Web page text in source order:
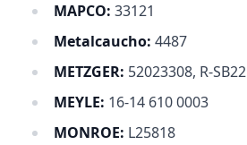
MAPCO: 33121
Metalcaucho: 4487
METZGER: 52023308, R-SB22
MEYLE: 16-14 610 0003
MONROE: L25818